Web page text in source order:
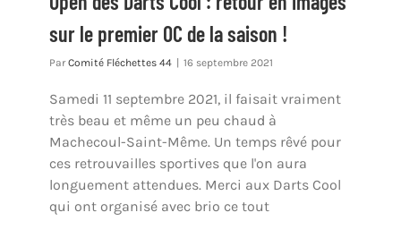
sur le premier OC de la saison !
ParComité Fléchettes 44 | 16 septembre 2021
Samedi 11 septembre 2021, il faisait vraiment
très beau et même un peu chaud à
Machecoul-Saint-Même. Un temps rêvé pour
ces retrouvailles sportives que l'on aura
longuement attendues. Merci aux Darts Cool
qui ont organisé avec brio ce tout